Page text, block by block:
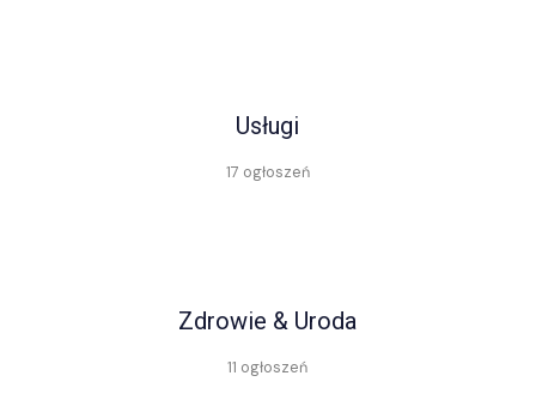
Usługi
17 ogłoszeń
Zdrowie & Uroda
11 ogłoszeń